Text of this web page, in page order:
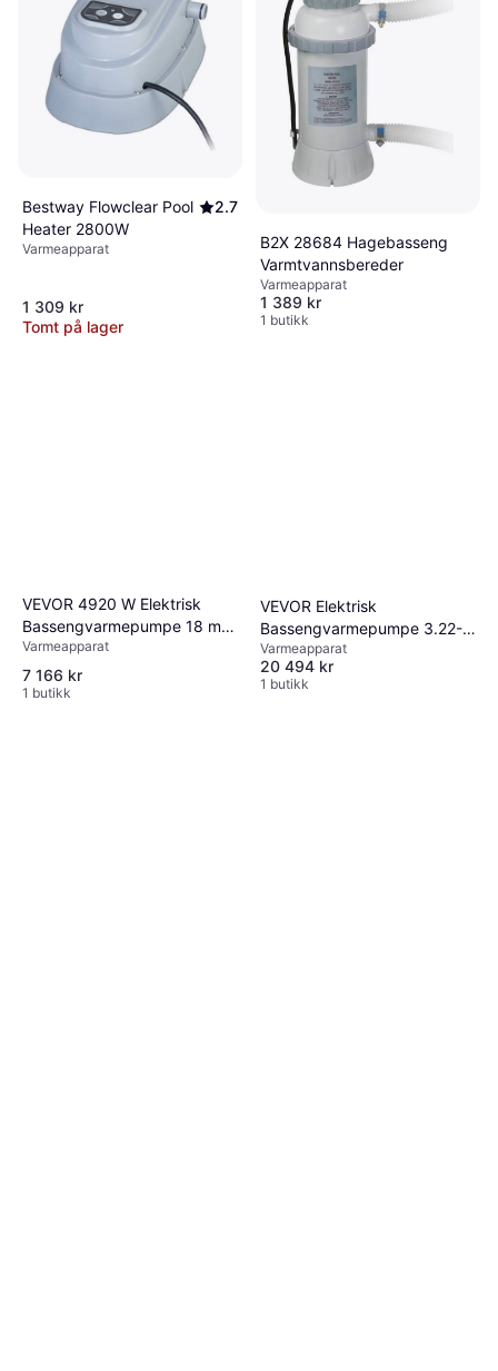
Bestway Flowclear Pool
Heater 2800W
2.7
Varmeapparat
1 309 kr
Tomt på lager
B2X 28684 Hagebasseng
Varmtvannsbereder
Varmeapparat
1 389 kr
1 butikk
VEVOR 4920 W Elektrisk
Bassengvarmepumpe 18 m³
COP 5 29
Varmeapparat
7 166 kr
1 butikk
VEVOR Elektrisk
Bassengvarmepumpe 3.22-
15.25 kW AC220-240 V 50
Hz
Varmeapparat
20 494 kr
1 butikk